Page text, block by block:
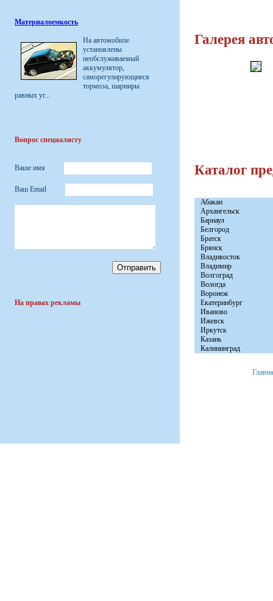
Материалоемкость
На автомобиле
установлены
необслуживаемый
аккумулятор,
саморегулирующиеся
тормоза, шарниры
равных уг...
Вопрос специалисту
Ваше имя
Ваш Email
На правах рекламы
Галерея
Каталог
Абакан
Архангельск
Барнаул
Белгород
Братск
Брянск
Владивосток
Владимир
Волгоград
Вологда
Воронеж
Екатеринбург
Иваново
Ижевск
Иркутск
Казань
Калининград